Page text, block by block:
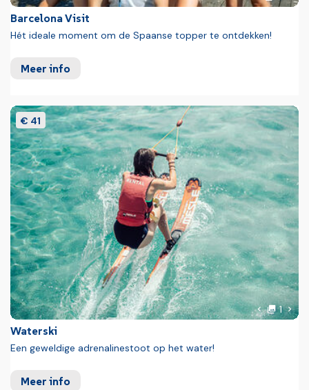
Barcelona Visit
Hét ideale moment om de Spaanse topper te ontdekken!
Meer info
Vorige foto
Waterski
Een geweldige adrenalinestoot op het water!
Meer info
€ 41
Vorige foto
1Foto